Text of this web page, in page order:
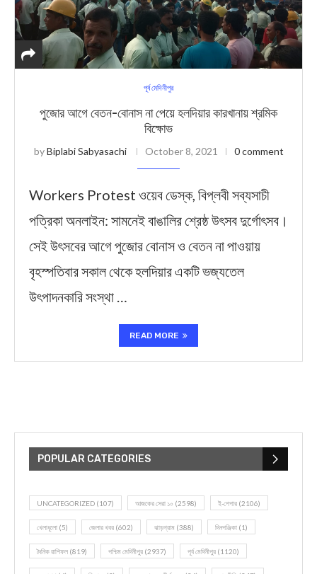
পূর্ব মেদিনীপুর
পুজোর আগে বেতন-বোনাস না পেয়ে হলদিয়ার কারখানায় শ্রমিক
বিক্ষোভ
byBiplabi Sabyasachi October 8, 2021 0 comment
Workers Protest ওয়েব ডেস্ক, বিপ্লবী সব্যসাচী
পত্রিকা অনলাইন: সামনেই বাঙালির শ্রেষ্ঠ উৎসব দুর্গোৎসব।
সেই উৎসবের আগে পুজোর বোনাস ও বেতন না পাওয়ায়
বৃহস্পতিবার সকাল থেকে হলদিয়ার একটি ভজ্যতেল
উৎপাদনকারি সংস্থা …
READ MORE
POPULAR CATEGORIES
UNCATEGORIZED (107) আজকের সেরা ১০ (2598) ই-পেপার (2106)
খেলাধূলো (5) জেলার খবর (602) ঝাড়গ্রাম (388) দিনপঞ্জিকা (1)
দৈনিক রাশিফল (819) পশ্চিম মেদিনীপুর (2937) পূর্ব মেদিনীপুর (1120)